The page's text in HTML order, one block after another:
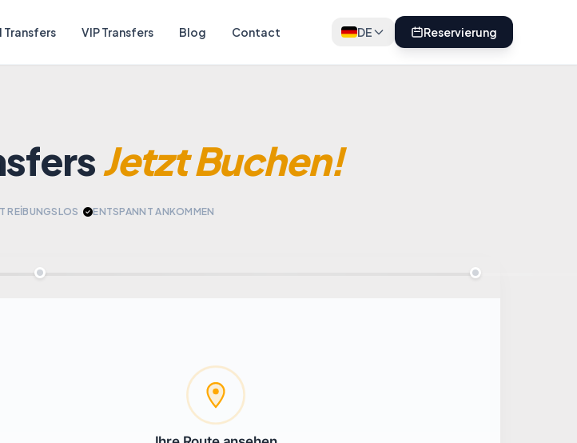
Transfers VIP Transfers Blog Contact DE Reservierung
Jetzt Buchen!
REİBUNGSLOS ​ENTSPANNT ANKOMMEN